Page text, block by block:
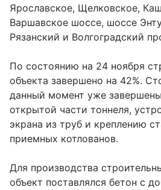
Ярославское, Щелковское,
Варшавское шоссе, шоссе
Рязанский и Волгоградский
По состоянию на 24 ноября
объекта завершено на 42%.
данный момент уже
открытой части тоннеля,
экрана из труб и креплению
приемных котлованов.
Для производства
объект поставлялся бетон с